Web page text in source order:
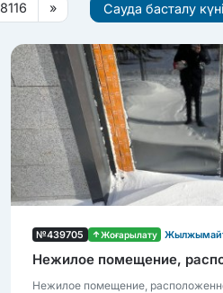
Сауда басталу күні
8116 »
№439705 Жоғарылату
Нежилое помещение,